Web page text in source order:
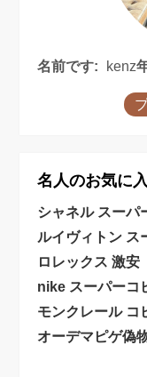
名前です: kenz
名人のお気に
シャネル スーパ
ルイヴィトン ス
ロレックス 激安
nike スーパーコ
モンクレール コ
オーデマピゲ偽